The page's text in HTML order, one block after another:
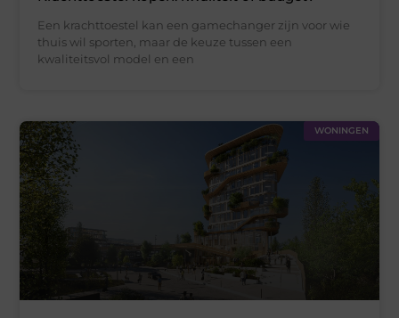
Een krachttoestel kan een gamechanger zijn voor wie
thuis wil sporten, maar de keuze tussen een
kwaliteitsvol model en een
WONINGEN